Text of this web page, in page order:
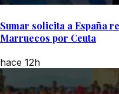
Sumar solicita a España
Marruecos por Ceuta
hace 12h